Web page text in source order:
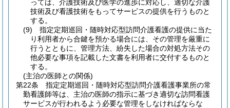
っては、介護技術及び医学の進歩に対応し、適切な介護
技術及び看護技術をもってサービスの提供を行うものと
する。
(9)
指定定期巡回・随時対応型訪問介護看護の提供に当た
り利用者から合鍵を預かる場合には、その管理を厳重に
行うとともに、管理方法、紛失した場合の対処方法その
他必要な事項を記載した文書を利用者に交付するものと
する。
(主治の医師との関係)
第22条
指定定期巡回・随時対応型訪問介護看護事業所の常
勤看護師等は、主治の医師の指示に基づき適切な訪問看護
サービスが行われるよう必要な管理をしなければならな